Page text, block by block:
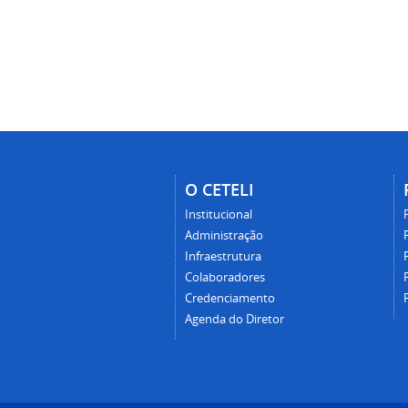
O CETELI
Institucional
Administração
Infraestrutura
Colaboradores
Credenciamento
Agenda do Diretor